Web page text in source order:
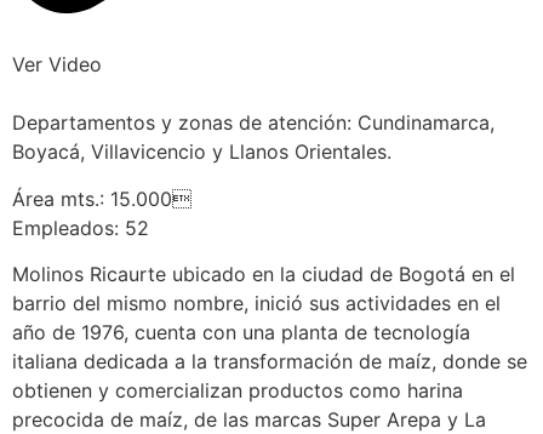
Ver Video
Departamentos y zonas de atención: Cundinamarca,
Boyacá, Villavicencio y Llanos Orientales.
Área mts.: 15.000
Empleados: 52
Molinos Ricaurte ubicado en la ciudad de Bogotá en el
barrio del mismo nombre, inició sus actividades en el
año de 1976, cuenta con una planta de tecnología
italiana dedicada a la transformación de maíz, donde se
obtienen y comercializan productos como harina
precocida de maíz, de las marcas Super Arepa y La